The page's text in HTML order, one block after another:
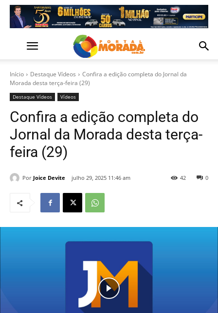
Início Destaque Vídeos
Confira a edição completa do Jornal da
Morada desta terça-feira (29)
Destaque Vídeos Vídeos
Confira a edição completa do
Jornal da Morada desta terça-
feira (29)
Por Joice Devite julho 29, 2025 11:46 am 0
42